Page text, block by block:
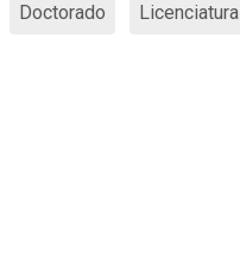
Doctorado Licenciatura